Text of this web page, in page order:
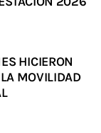
HICIERON
MOVILIDAD